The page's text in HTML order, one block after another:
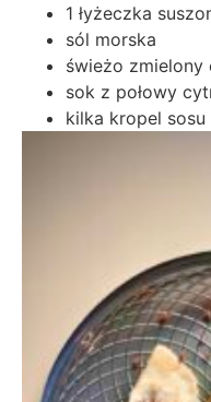
1 łyżeczka
sól morska
świeżo zmielony
sok z połowy
kilka kropel sosu